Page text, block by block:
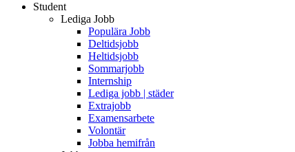
Student
Lediga Jobb
Populära Jobb
Deltidsjobb
Heltidsjobb
Sommarjobb
Internship
Lediga jobb | städer
Extrajobb
Examensarbete
Volontär
Jobba hemifrån